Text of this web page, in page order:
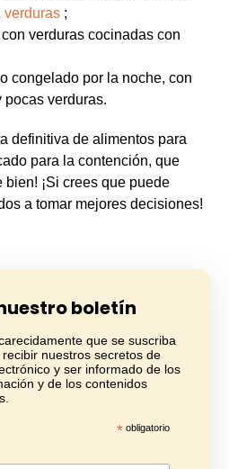
verduras ;
verduras cocinadas con
congelado por la noche, con
pocas verduras.
definitiva de alimentos para
para la contención, que
¡Si crees que puede
a tomar mejores decisiones!
boletín
que se suscriba
nuestros secretos de
y ser informado de los
y de los contenidos
* obligatorio